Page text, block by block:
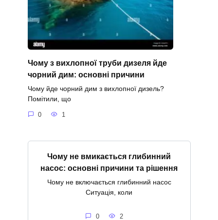
Чому з вихлопної труби дизеля йде
чорний дим: основні причини
Чому йде чорний дим з вихлопної дизель?
Помітили, що
0 1
Чому не вмикається глибинний
насос: основні причини та рішення
Чому не включається глибинний насос
Ситуація, коли
0 2